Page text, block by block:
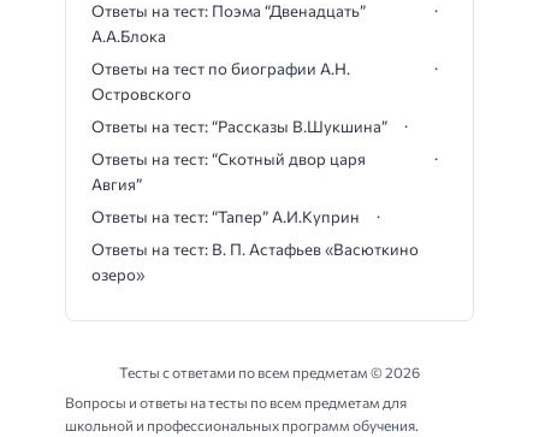
Ответы на тест: Поэма “Двенадцать”
А.А.Блока
Ответы на тест по биографии А.Н.
Островского
Ответы на тест: “Рассказы В.Шукшина”
Ответы на тест: “Скотный двор царя
Авгия”
Ответы на тест: “Тапер” А.И.Куприн
Ответы на тест: В. П. Астафьев «Васюткино
озеро»
Тесты с ответами по всем предметам ©2026
Вопросы и ответы на тесты по всем предметам для
школьной и профессиональных программ обучения.